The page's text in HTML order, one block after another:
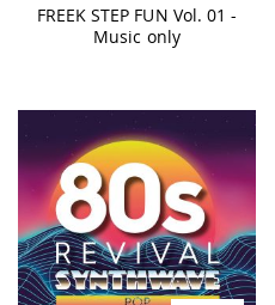
FREEK STEP FUN Vol. 01 -
Music only